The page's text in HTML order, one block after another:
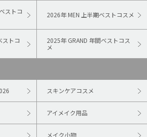
ストコ
2026年 MEN 上半期ベストコスメ
ストコ
2025年 GRAND 年間ベストコス
メ
スキンケアコスメ
アイメイク用品
メイク小物